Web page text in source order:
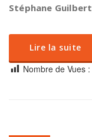
Stéphane Guilbert
Lire la suite
Nombre de Vues :